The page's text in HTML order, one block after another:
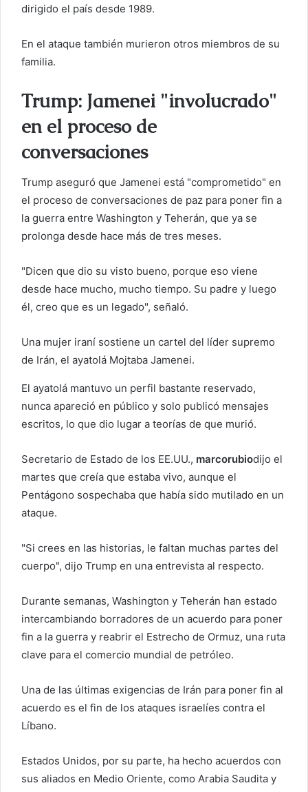
r
n
dirigido el país desde 1989.
En el ataque también murieron otros miembros de su
familia.
Trump: Jamenei "involucrado"
en el proceso de
conversaciones
Trump aseguró que Jamenei está "comprometido" en
el proceso de conversaciones de paz para poner fin a
la guerra entre Washington y Teherán, que ya se
prolonga desde hace más de tres meses.
"Dicen que dio su visto bueno, porque eso viene
desde hace mucho, mucho tiempo. Su padre y luego
él, creo que es un legado", señaló.
Una mujer iraní sostiene un cartel del líder supremo
de Irán, el ayatolá Mojtaba Jamenei.
El ayatolá mantuvo un perfil bastante reservado,
nunca apareció en público y solo publicó mensajes
escritos, lo que dio lugar a teorías de que murió.
Secretario de Estado de los EE.UU., marcorubiodijo el
martes que creía que estaba vivo, aunque el
Pentágono sospechaba que había sido mutilado en un
ataque.
"Si crees en las historias, le faltan muchas partes del
cuerpo", dijo Trump en una entrevista al respecto.
Durante semanas, Washington y Teherán han estado
intercambiando borradores de un acuerdo para poner
fin a la guerra y reabrir el Estrecho de Ormuz, una ruta
clave para el comercio mundial de petróleo.
Una de las últimas exigencias de Irán para poner fin al
acuerdo es el fin de los ataques israelíes contra el
Líbano.
Estados Unidos, por su parte, ha hecho acuerdos con
sus aliados en Medio Oriente, como Arabia Saudita y